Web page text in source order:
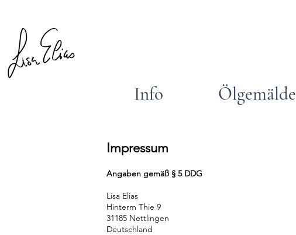
Info Ölgemälde
Impressum
Angaben gemäß § 5 DDG
Lisa Elias
Hinterm Thie 9
31185 Nettlingen
Deutschland